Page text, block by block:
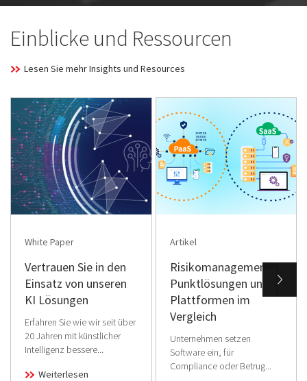
Einblicke und Ressourcen
Lesen Sie mehr Insights und Resources
White Paper
Vertrauen Sie in den
Einsatz von unseren
KI Lösungen
Erfahren Sie wie wir seit über
20 Jahren mit künstlicher
Intelligenz bessere...
Weiterlesen
Artikel
Risikomanagement:
Punktlösungen und
Plattformen im
Vergleich
Unternehmen setzen
Software ein, für
Compliance oder Betrug...